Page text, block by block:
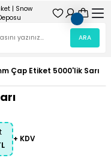
ARA
Çap Etiket 5000'lik Sarı
+ KDV